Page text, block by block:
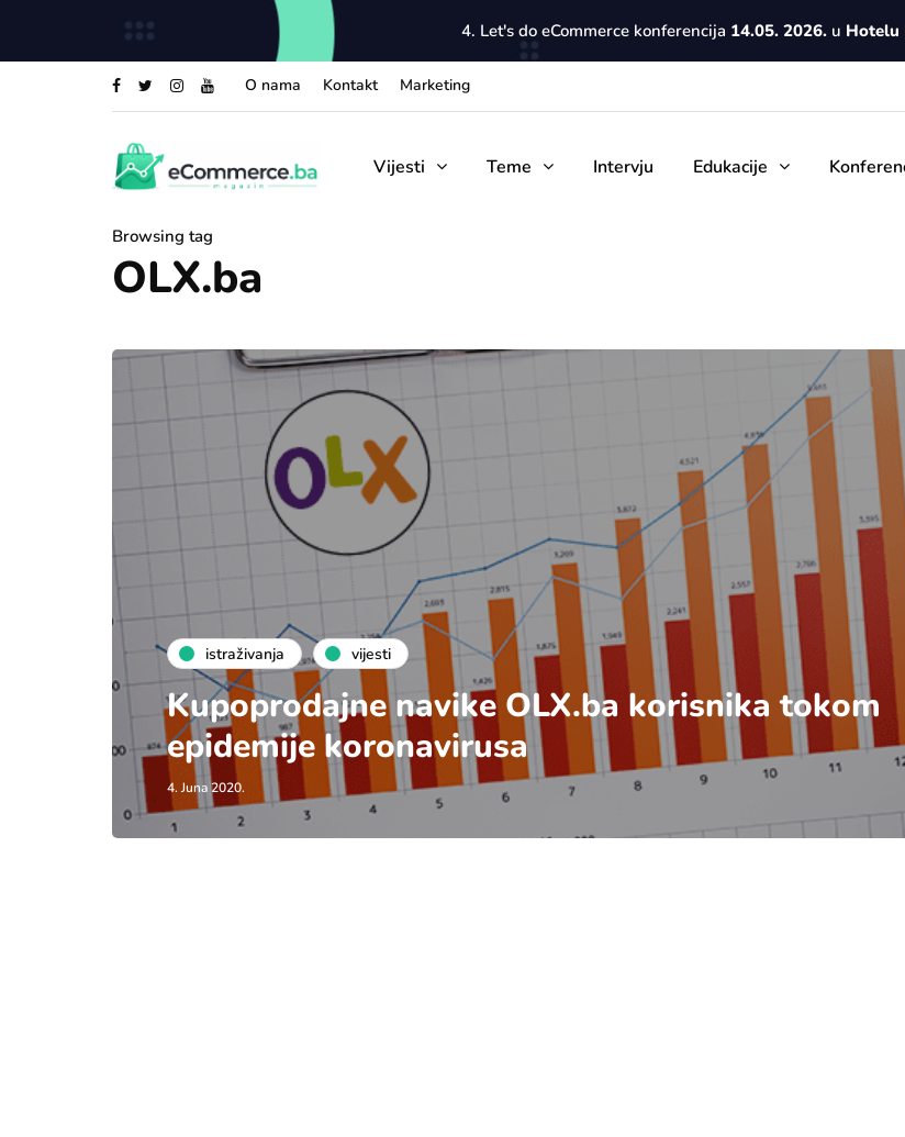
4. Let's do eCommerce konferencija 14.05. 2026.u Hotelu
O nama Kontakt Marketing
Vijesti Teme Intervju Edukacije
Browsing tag
OLX.ba
istraživanja vijesti
Kupoprodajne navike OLX.ba korisnika tokom
epidemije koronavirusa
4. Juna 2020.